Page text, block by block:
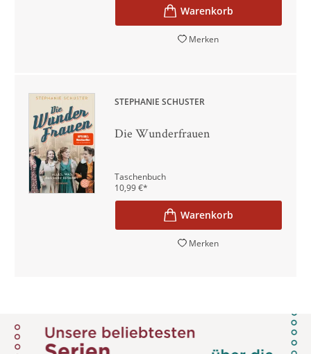
Merken
STEPHANIE SCHUSTER
Die Wunderfrauen
Taschenbuch
10,99€*
Merken